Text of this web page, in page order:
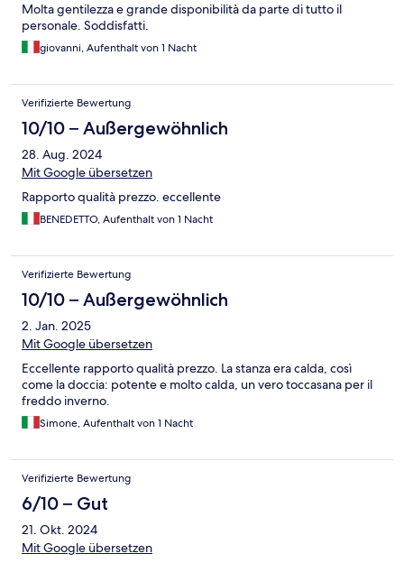
Molta gentilezza e grande disponibilità da parte di tutto il
personale. Soddisfatti.
giovanni, Aufenthalt von 1 Nacht
Verifizierte Bewertung
10/10 – Außergewöhnlich
28. Aug. 2024
Mit Google übersetzen
Rapporto qualità prezzo. eccellente
BENEDETTO, Aufenthalt von 1 Nacht
Verifizierte Bewertung
10/10 – Außergewöhnlich
2. Jan. 2025
Mit Google übersetzen
Eccellente rapporto qualità prezzo. La stanza era calda, così
come la doccia: potente e molto calda, un vero toccasana per il
freddo inverno.
Simone, Aufenthalt von 1 Nacht
Verifizierte Bewertung
6/10 – Gut
21. Okt. 2024
Mit Google übersetzen